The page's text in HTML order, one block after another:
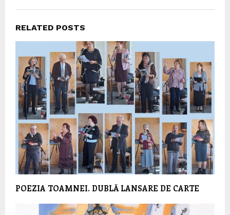
RELATED POSTS
POEZIA TOAMNEI. DUBLĂ LANSARE DE CARTE